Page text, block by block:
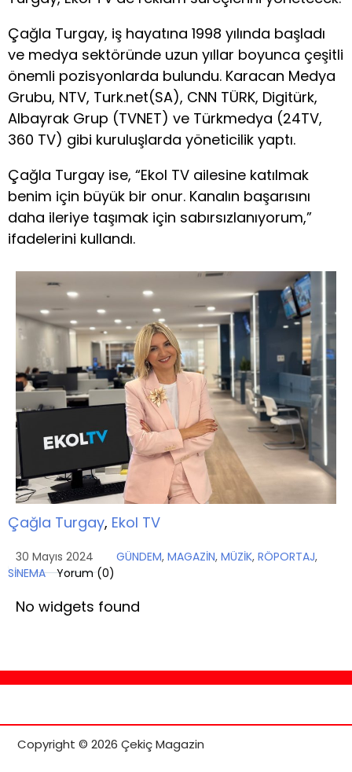
Çağla Turgay, iş hayatına 1998 yılında başladı
ve medya sektöründe uzun yıllar boyunca çeşitli
önemli pozisyonlarda bulundu. Karacan Medya
Grubu, NTV, Turk.net(SA), CNN TÜRK, Digitürk,
Albayrak Grup (TVNET) ve Türkmedya (24TV,
360 TV) gibi kuruluşlarda yöneticilik yaptı.
Çağla Turgay ise, “Ekol TV ailesine katılmak
benim için büyük bir onur. Kanalın başarısını
daha ileriye taşımak için sabırsızlanıyorum,”
ifadelerini kullandı.
Çağla Turgay, Ekol TV
30 Mayıs 2024 GÜNDEM, MAGAZİN, MÜZİK, RÖPORTAJ,
SİNEMA
Yorum (0)
No widgets found
Copyright © 2026 Çekiç Magazin